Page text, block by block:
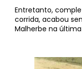
Entretanto,
corrida, acabou
Malherbe na